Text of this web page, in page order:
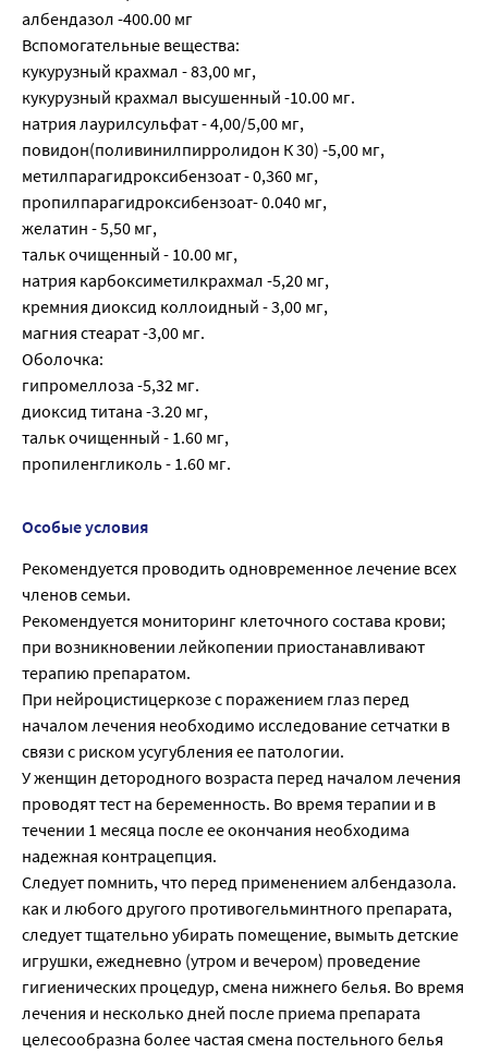
албендазол -400.00 мг
Вспомогательные вещества:
кукурузный крахмал - 83,00 мг,
кукурузный крахмал высушенный -10.00 мг.
натрия лаурилсульфат - 4,00/5,00 мг,
повидон(поливинилпирролидон К 30) -5,00 мг,
метилпарагидроксибензоат - 0,360 мг,
пропилпарагидроксибензоат- 0.040 мг,
желатин - 5,50 мг,
тальк очищенный - 10.00 мг,
натрия карбоксиметилкрахмал -5,20 мг,
кремния диоксид коллоидный - 3,00 мг,
магния стеарат -3,00 мг.
Оболочка:
гипромеллоза -5,32 мг.
диоксид титана -3.20 мг,
тальк очищенный - 1.60 мг,
пропиленгликоль - 1.60 мг.
Особые условия
Рекомендуется проводить одновременное лечение всех
членов семьи.
Рекомендуется мониторинг клеточного состава крови;
при возникновении лейкопении приостанавливают
терапию препаратом.
При нейроцистицеркозе с поражением глаз перед
началом лечения необходимо исследование сетчатки в
связи с риском усугубления ее патологии.
У женщин детородного возраста перед началом лечения
проводят тест на беременность. Во время терапии и в
течении 1 месяца после ее окончания необходима
надежная контрацепция.
Следует помнить, что перед применением албендазола.
как и любого другого противогельминтного препарата,
следует тщательно убирать помещение, вымыть детские
игрушки, ежедневно (утром и вечером) проведение
гигиенических процедур, смена нижнего белья. Во время
лечения и несколько дней после приема препарата
целесообразна более частая смена постельного белья